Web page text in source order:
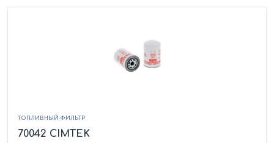
ТОПЛИВНЫЙ ФИЛЬТР
70042 CIMTEK